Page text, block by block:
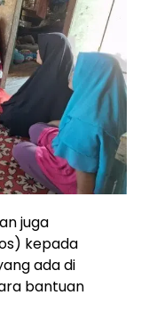
juga
kepada
ada di
bantuan